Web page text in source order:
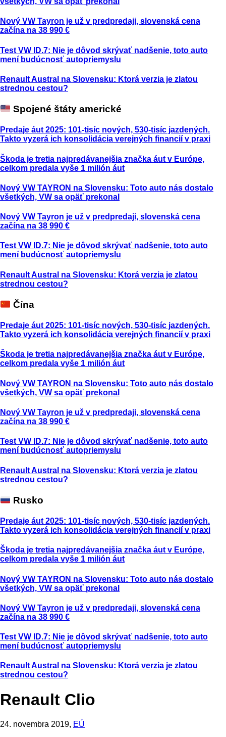
Nový VW Tayron je už v predpredaji, slovenská cena
začína na 38 990 €
Test VW ID.7: Nie je dôvod skrývať nadšenie, toto auto
mení budúcnosť autopriemyslu
Renault Austral na Slovensku: Ktorá verzia je zlatou
strednou cestou?
Spojené štáty americké
Predaje áut 2025: 101-tisíc nových, 530-tisíc jazdených.
Takto vyzerá ich konsolidácia verejných financií v praxi
Škoda je tretia najpredávanejšia značka áut v Európe,
celkom predala vyše 1 milión áut
Nový VW TAYRON na Slovensku: Toto auto nás dostalo
všetkých, VW sa opäť prekonal
Nový VW Tayron je už v predpredaji, slovenská cena
začína na 38 990 €
Test VW ID.7: Nie je dôvod skrývať nadšenie, toto auto
mení budúcnosť autopriemyslu
Renault Austral na Slovensku: Ktorá verzia je zlatou
strednou cestou?
Čína
Predaje áut 2025: 101-tisíc nových, 530-tisíc jazdených.
Takto vyzerá ich konsolidácia verejných financií v praxi
Škoda je tretia najpredávanejšia značka áut v Európe,
celkom predala vyše 1 milión áut
Nový VW TAYRON na Slovensku: Toto auto nás dostalo
všetkých, VW sa opäť prekonal
Nový VW Tayron je už v predpredaji, slovenská cena
začína na 38 990 €
Test VW ID.7: Nie je dôvod skrývať nadšenie, toto auto
mení budúcnosť autopriemyslu
Renault Austral na Slovensku: Ktorá verzia je zlatou
strednou cestou?
Rusko
Predaje áut 2025: 101-tisíc nových, 530-tisíc jazdených.
Takto vyzerá ich konsolidácia verejných financií v praxi
Škoda je tretia najpredávanejšia značka áut v Európe,
celkom predala vyše 1 milión áut
Nový VW TAYRON na Slovensku: Toto auto nás dostalo
všetkých, VW sa opäť prekonal
Nový VW Tayron je už v predpredaji, slovenská cena
začína na 38 990 €
Test VW ID.7: Nie je dôvod skrývať nadšenie, toto auto
mení budúcnosť autopriemyslu
Renault Austral na Slovensku: Ktorá verzia je zlatou
strednou cestou?
Renault Clio
24. novembra 2019, EÚ